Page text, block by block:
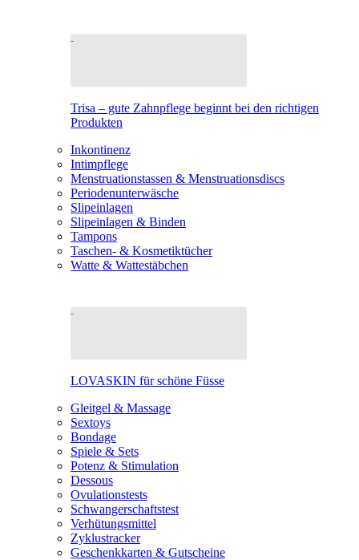
Trisa – gute Zahnpflege beginnt bei den richtigen
Produkten
Inkontinenz
Intimpflege
Menstruationstassen & Menstruationsdiscs
Periodenunterwäsche
Slipeinlagen
Slipeinlagen & Binden
Tampons
Taschen- & Kosmetiktücher
Watte & Wattestäbchen
LOVASKIN für schöne Füsse
Gleitgel & Massage
Sextoys
Bondage
Spiele & Sets
Potenz & Stimulation
Dessous
Ovulationstests
Schwangerschaftstest
Verhütungsmittel
Zyklustracker
Geschenkkarten & Gutscheine